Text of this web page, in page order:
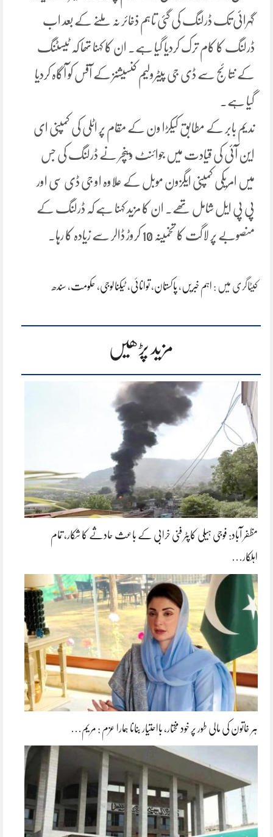
گہرائی تک ڈرلنگ کی گئی تاہم ذخائر نہ ملنے کے بعد اب
ڈرلنگ کا کام ترک کردیا گیا ہے. ان کا کہنا تھا کہ ٹیسٹنگ
کے نتائج سے ڈی جی پیٹرولیم کنسیشنز کے آفس کو آگاہ کردیا
گیا ہے۔
ندیم بابر کے مطابق کیکڑا ون کے مقام پر اٹلی کی کمپنی ای
این آئی کی قیادت میں جوائنٹ وینچر نے ڈرلنگ کی جس
میں امریکی کمپنی ایگزون موبل کے علاوہ او جی ڈی سی اور
پی پی ایل شامل تھے۔ ان کا مزید کہنا ہے کہ ڈرلنگ کے
منصوبے پر لاگت کا تخمینہ 10 کروڑ ڈالر سے زیادہ کا رہا۔
کیٹاگری میں : اہم خبریں ، پاکستان،توانائی،ٹیکنالوجی، حکومت، سندھ
مزید پڑھیں
مظفر آباد: فوجی ہیلی کاپٹر فنی خرابی کے باعث حادثے کا شکار، تمام
اہلکار…
ہر خاتون کی مالی طور پر خود مختار، بااحتیار بنانا ہمارا عزم : مریم…